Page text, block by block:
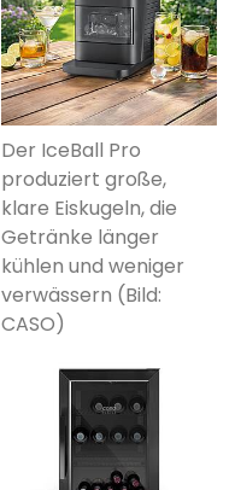
Der IceBall Pro
produziert große,
klare Eiskugeln, die
Getränke länger
kühlen und weniger
verwässern (Bild:
CASO)